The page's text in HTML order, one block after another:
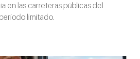
en las carreteras públicas del
limitado.